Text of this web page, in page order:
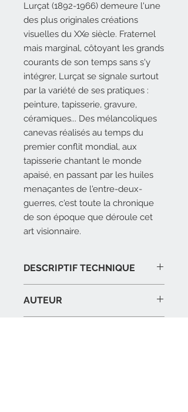
Lurçat (1892-1966) demeure l'une
des plus originales créations
visuelles du XXe siècle. Fraternel
mais marginal, côtoyant les grands
courants de son temps sans s'y
intégrer, Lurçat se signale surtout
par la variété de ses pratiques :
peinture, tapisserie, gravure,
céramiques... Des mélancoliques
canevas réalisés au temps du
premier conflit mondial, aux
tapisserie chantant le monde
apaisé, en passant par les huiles
menaçantes de l'entre-deux-
guerres, c'est toute la chronique
de son époque que déroule cet
art visionnaire.
DESCRIPTIF TECHNIQUE
illustrations, cartonné
39 € – ISBN : 978-2-35906-099-7
AUTEUR